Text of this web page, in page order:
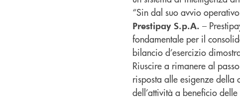
“Sin dal suo avvio
Prestipay S.p.A. –
fondamentale per il
bilancio d’esercizio
Riuscire a rimanere al
risposta alle esigenze della
dell’attività a beneficio